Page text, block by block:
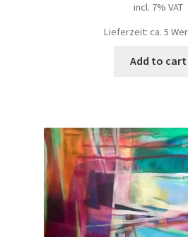
incl. 7% VAT
Lieferzeit: ca. 5
Add to cart